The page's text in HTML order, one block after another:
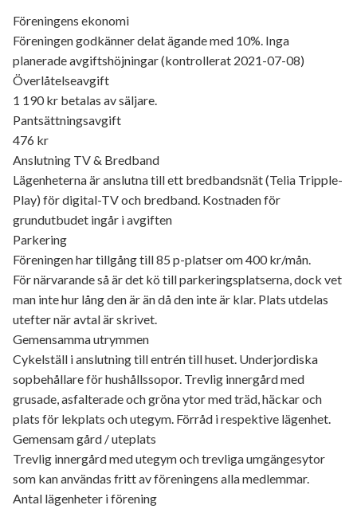
Föreningens ekonomi
Föreningen godkänner delat ägande med 10%. Inga
planerade avgiftshöjningar (kontrollerat 2021-07-08)
Överlåtelseavgift
1 190 kr betalas av säljare.
Pantsättningsavgift
476 kr
Anslutning TV & Bredband
Lägenheterna är anslutna till ett bredbandsnät (Telia Tripple-
Play) för digital-TV och bredband. Kostnaden för
grundutbudet ingår i avgiften
Parkering
Föreningen har tillgång till 85 p-platser om 400 kr/mån.
För närvarande så är det kö till parkeringsplatserna, dock vet
man inte hur lång den är än då den inte är klar. Plats utdelas
utefter när avtal är skrivet.
Gemensamma utrymmen
Cykelställ i anslutning till entrén till huset. Underjordiska
sopbehållare för hushållssopor. Trevlig innergård med
grusade, asfalterade och gröna ytor med träd, häckar och
plats för lekplats och utegym. Förråd i respektive lägenhet.
Gemensam gård / uteplats
Trevlig innergård med utegym och trevliga umgängesytor
som kan användas fritt av föreningens alla medlemmar.
Antal lägenheter i förening